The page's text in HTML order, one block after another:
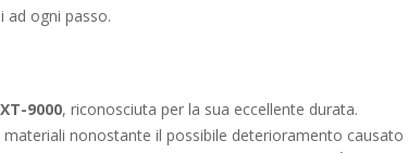
ad ogni passo.
9000, riconosciuta per la sua eccellente durata.
nonostante il possibile deterioramento causato